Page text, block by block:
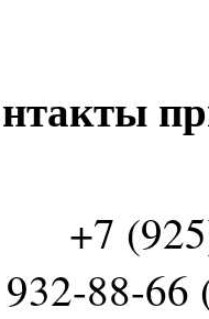
+7
88-66